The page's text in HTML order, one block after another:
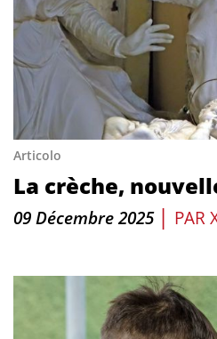
Articolo
La crèche,
09 Décembre 2025 | PAR